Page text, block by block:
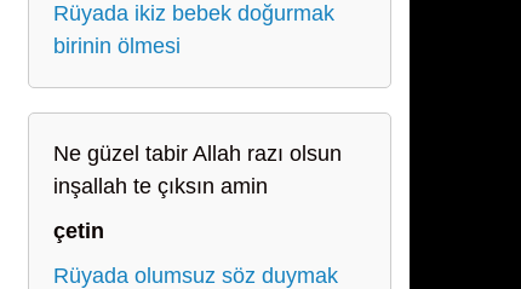
Rüyada ikiz bebek doğurmak
birinin ölmesi
Ne güzel tabir Allah razı olsun
inşallah te çıksın amin
çetin
Rüyada olumsuz söz duymak